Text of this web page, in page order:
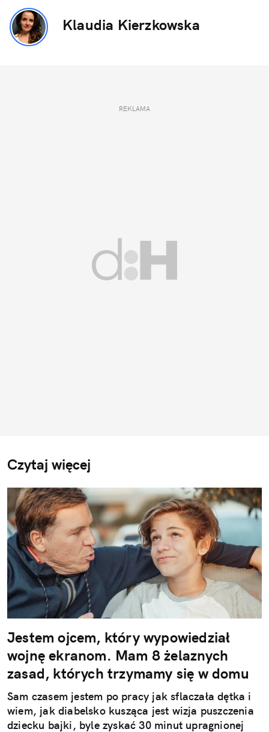
Klaudia Kierzkowska
REKLAMA
Czytaj więcej
Jestem ojcem, który wypowiedział
wojnę ekranom. Mam 8 żelaznych
zasad, których trzymamy się w domu
Sam czasem jestem po pracy jak sflaczała dętka i
wiem, jak diabelsko kusząca jest wizja puszczenia
dziecku bajki, byle zyskać 30 minut upragnionej